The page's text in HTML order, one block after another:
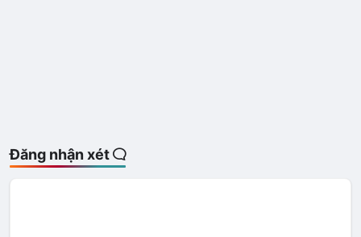
Đăng nhận xét